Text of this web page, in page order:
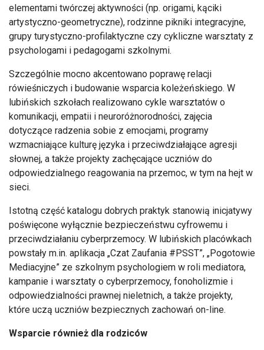
elementami twórczej aktywności (np. origami, kąciki
artystyczno-geometryczne), rodzinne pikniki integracyjne,
grupy turystyczno-profilaktyczne czy cykliczne warsztaty z
psychologami i pedagogami szkolnymi.
Szczególnie mocno akcentowano poprawę relacji
rówieśniczych i budowanie wsparcia koleżeńskiego. W
lubińskich szkołach realizowano cykle warsztatów o
komunikacji, empatii i neuroróżnorodności, zajęcia
dotyczące radzenia sobie z emocjami, programy
wzmacniające kulturę języka i przeciwdziałające agresji
słownej, a także projekty zachęcające uczniów do
odpowiedzialnego reagowania na przemoc, w tym na hejt w
sieci.
Istotną część katalogu dobrych praktyk stanowią inicjatywy
poświęcone wyłącznie bezpieczeństwu cyfrowemu i
przeciwdziałaniu cyberprzemocy. W lubińskich placówkach
powstały m.in. aplikacja „Czat Zaufania #PSST”, „Pogotowie
Mediacyjne” ze szkolnym psychologiem w roli mediatora,
kampanie i warsztaty o cyberprzemocy, fonoholizmie i
odpowiedzialności prawnej nieletnich, a także projekty,
które uczą uczniów bezpiecznych zachowań on-line.
Wsparcie również dla rodziców